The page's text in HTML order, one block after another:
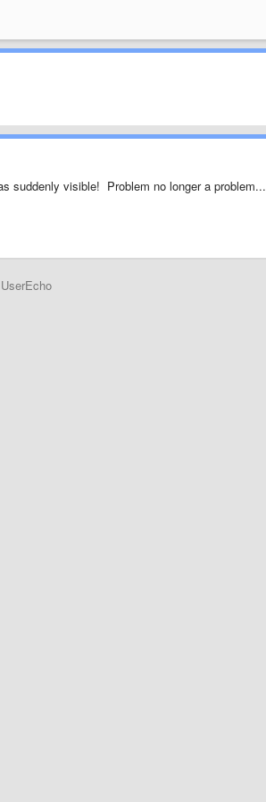
suddenly visible! Problem no longer a problem...